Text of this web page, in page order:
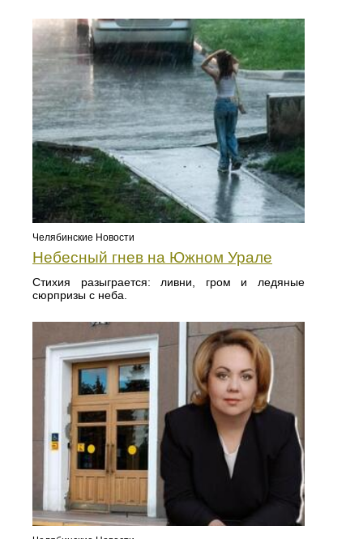
Челябинские Новости
Небесный гнев на Южном Урале
Стихия разыграется: ливни, гром и ледяные
сюрпризы с неба.